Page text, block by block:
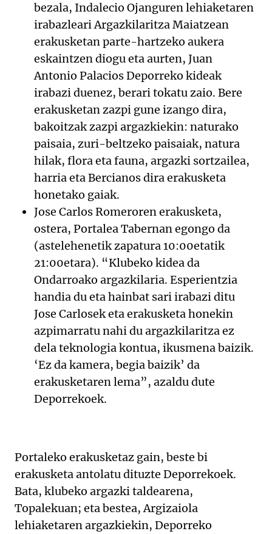
bezala, Indalecio Ojanguren lehiaketaren
irabazleari Argazkilaritza Maiatzean
erakusketan parte-hartzeko aukera
eskaintzen diogu eta aurten, Juan
Antonio Palacios Deporreko kideak
irabazi duenez, berari tokatu zaio. Bere
erakusketan zazpi gune izango dira,
bakoitzak zazpi argazkiekin: naturako
paisaia, zuri-beltzeko paisaiak, natura
hilak, flora eta fauna, argazki sortzailea,
harria eta Bercianos dira erakusketa
honetako gaiak.
Jose Carlos Romeroren erakusketa,
ostera, Portalea Tabernan egongo da
(astelehenetik zapatura 10:00etatik
21:00etara). “Klubeko kidea da
Ondarroako argazkilaria. Esperientzia
handia du eta hainbat sari irabazi ditu
Jose Carlosek eta erakusketa honekin
azpimarratu nahi du argazkilaritza ez
dela teknologia kontua, ikusmena baizik.
‘Ez da kamera, begia baizik’ da
erakusketaren lema”, azaldu dute
Deporrekoek.
Portaleko erakusketaz gain, beste bi
erakusketa antolatu dituzte Deporrekoek.
Bata, klubeko argazki taldearena,
Topalekuan; eta bestea, Argizaiola
lehiaketaren argazkiekin, Deporreko